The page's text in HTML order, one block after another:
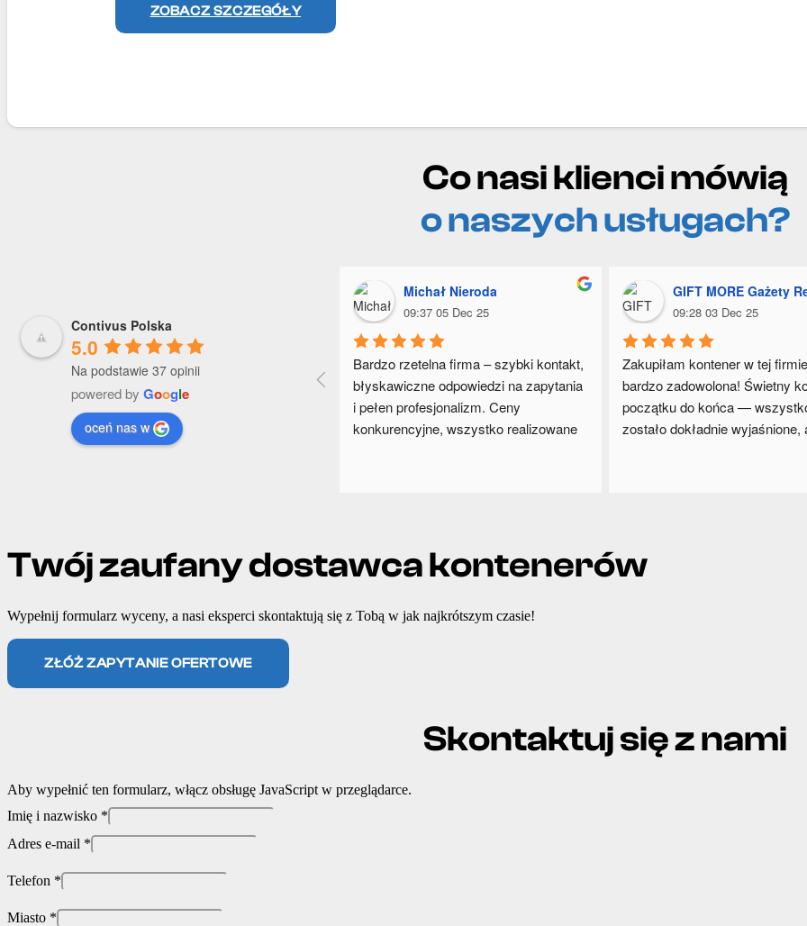
ZOBACZ SZCZEGÓŁY
Co nasi klienci mówią
o naszych usługach?
Contivus Polska
5.0
Na podstawie 37 opinii
powered by Google
oceń nas w
Michał Nieroda
09:37 05 Dec 25
Bardzo rzetelna firma – szybki kontakt,
błyskawiczne odpowiedzi na zapytania
i pełen profesjonalizm. Ceny
konkurencyjne, wszystko realizowane
GIFT MORE Gażety
09:28 03 Dec 25
Zakupiłam kontener w tej
bardzo zadowolona! Świetny
początku do końca —
zostało dokładnie wyjaśnione,
Twój zaufany dostawca kontenerów
Wypełnij formularz wyceny, a nasi eksperci skontaktują się z Tobą w jak najkrótszym czasie!
ZŁÓŻ ZAPYTANIE OFERTOWE
Skontaktuj się z nami
Aby wypełnić ten formularz, włącz obsługę JavaScript w przeglądarce.
Imię i nazwisko *
Adres e-mail *
Telefon *
Miasto *